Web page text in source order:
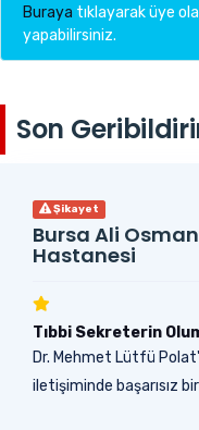
Buraya tıklayarak üye
yapabilirsiniz.
Son
Şikayet
Bursa Ali
Hastanesi
Tıbbi Sekreterin
Dr. Mehmet Lütfü
iletişiminde başarısız